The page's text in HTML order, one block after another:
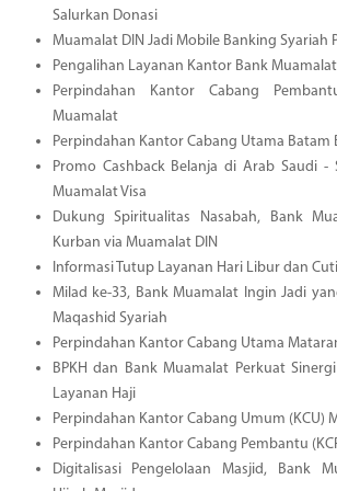
Salurkan Donasi
Muamalat DIN Jadi Mobile Banking Syariah
Pengalihan Layanan Kantor Bank Muamalat
Perpindahan Kantor Cabang
Muamalat
Perpindahan Kantor Cabang Utama Batam
Promo Cashback Belanja di Arab Saudi -
Muamalat Visa
Dukung Spiritualitas Nasabah, Bank
Kurban via Muamalat DIN
Informasi Tutup Layanan Hari Libur dan
Milad ke-33, Bank Muamalat Ingin Jadi
Maqashid Syariah
Perpindahan Kantor Cabang Utama
BPKH dan Bank Muamalat Perkuat
Layanan Haji
Perpindahan Kantor Cabang Umum (KCU)
Perpindahan Kantor Cabang Pembantu
Digitalisasi Pengelolaan Masjid, Bank